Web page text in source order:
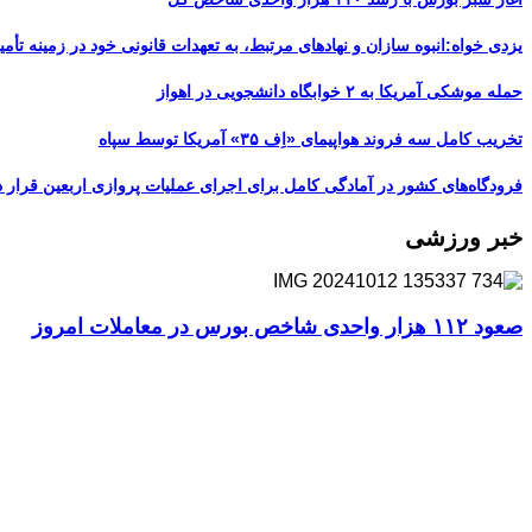
یزدی خواه:انبوه سازان و نهادهای مرتبط، به تعهدات قانونی خود در زمینه
حمله موشکی آمریکا به ۲ خوابگاه دانشجویی در اهواز
تخریب کامل سه فروند هواپیمای «اِف ۳۵» آمریکا توسط سپاه
فرودگاه‌های کشور در آمادگی کامل برای اجرای عملیات پروازی اربعین قرار
خبر ورزشی
صعود ۱۱۲ هزار واحدی شاخص بورس در معاملات امروز